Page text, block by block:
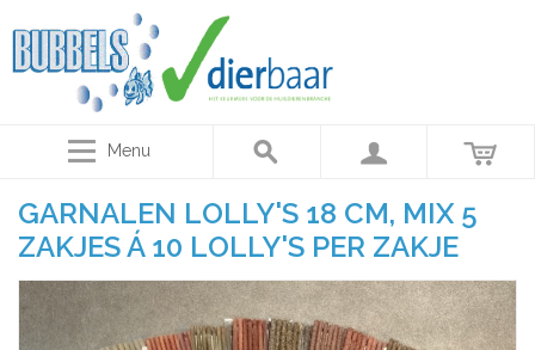
Menu
GARNALEN LOLLY'S 18 CM, MIX 5
ZAKJES Á 10 LOLLY'S PER ZAKJE